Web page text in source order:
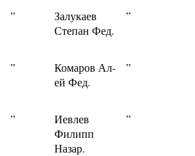
”
Залукаев
Степан Фед.
”
”
Комаров Ал-
ей Фед.
”
”
Иевлев
Филипп
Назар.
”